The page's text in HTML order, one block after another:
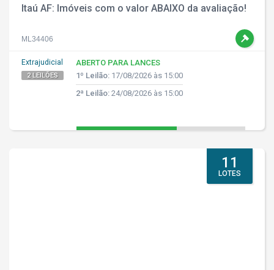
Itaú AF: Imóveis com o valor ABAIXO da avaliação!
ML34406
Extrajudicial
2 LEILÕES
ABERTO PARA LANCES
1º Leilão: 17/08/2026 às 15:00
2ª Leilão: 24/08/2026 às 15:00
11
LOTES